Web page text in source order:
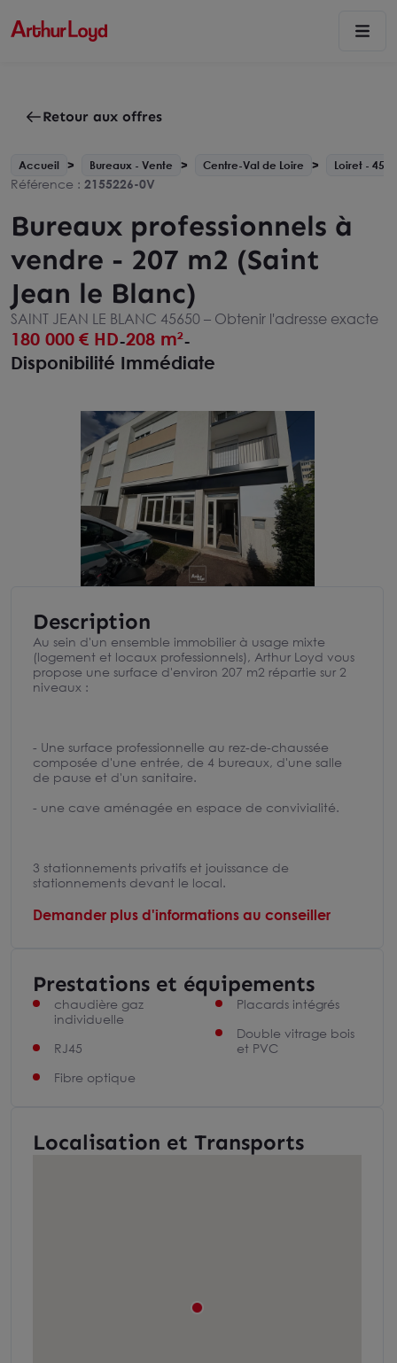
Retour aux offres
Accueil Bureaux - Vente Centre-Val de Loire Loiret - 45
Référence : 2155226-0V
Bureaux professionnels à
vendre - 207 m2 (Saint
Jean le Blanc)
SAINT JEAN LE BLANC 45650 – Obtenir l'adresse exacte
180 000 € HD-208 m²-
Disponibilité Immédiate
Description
Au sein d'un ensemble immobilier à usage mixte
(logement et locaux professionnels), Arthur Loyd vous
propose une surface d'environ 207 m2 répartie sur 2
niveaux :
- Une surface professionnelle au rez-de-chaussée
composée d'une entrée, de 4 bureaux, d'une salle
de pause et d'un sanitaire.
- une cave aménagée en espace de convivialité.
3 stationnements privatifs et jouissance de
stationnements devant le local.
Demander plus d'informations au conseiller
Prestations et équipements
chaudière gaz
individuelle
RJ45
Fibre optique
Placards intégrés
Double vitrage bois
et PVC
Localisation et Transports